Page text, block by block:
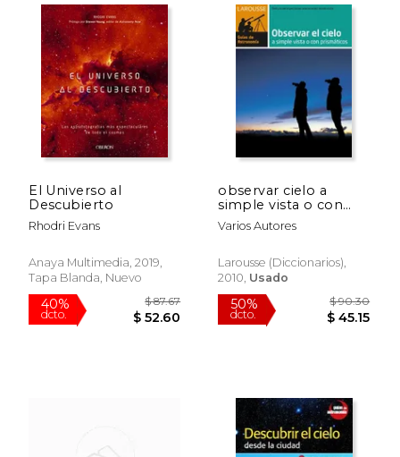
50%
dcto. $ 24.55
40%
dcto.
El Universo al
Descubierto
Rhodri Evans
Anaya Multimedia, 2019,
Tapa Blanda, Nuevo
observar cielo a
simple vista o con
prismaticos
Varios Autores
Larousse (diccionarios),
2010, Usado